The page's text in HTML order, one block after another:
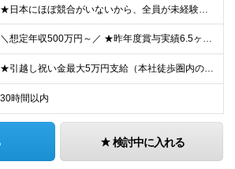
★日本にほぼ競合がいないから、全員が未経験入社！ ★20代〜30代の販売・サービス出身者が活躍中！ ●学歴・職歴・ブランク不問 ●普通自動車免許（AT限定可）必須 ＼一つでも当てはまる方へオススメ
＼想定年収500万円～／ ★昨年度賞与実績6.5ヶ月分 ★家族手当・役職手当・資格取得祝い金・食事補助など手厚い待遇 月給23万円〜30万円＋賞与年3回＋各種手当 ※経験・スキルを考慮の上、決定し
★引越し祝い金最大5万円支給（本社徒歩圏内の方） ★「新横浜駅」より徒歩3分とアクセス良好◎ ★社内には代表取締役の趣味であるブリティッシュ雑貨が置かれるなどオシャレ空間 本社／神奈川県横浜市港北区
30時間以内
検討中に入れる